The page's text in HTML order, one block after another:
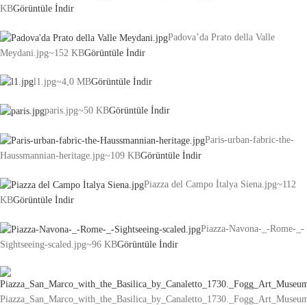
KBGörüntüle İndir
Padova’da Prato della Valle
Meydani.jpg~152 KBGörüntüle İndir
l1.jpg~4,0 MBGörüntüle İndir
paris.jpg~50 KBGörüntüle İndir
Paris-urban-fabric-the-
Haussmannian-heritage.jpg~109 KBGörüntüle İndir
Piazza del Campo İtalya Siena.jpg~112
KBGörüntüle İndir
Piazza-Navona-_-Rome-_-
Sightseeing-scaled.jpg~96 KBGörüntüle İndir